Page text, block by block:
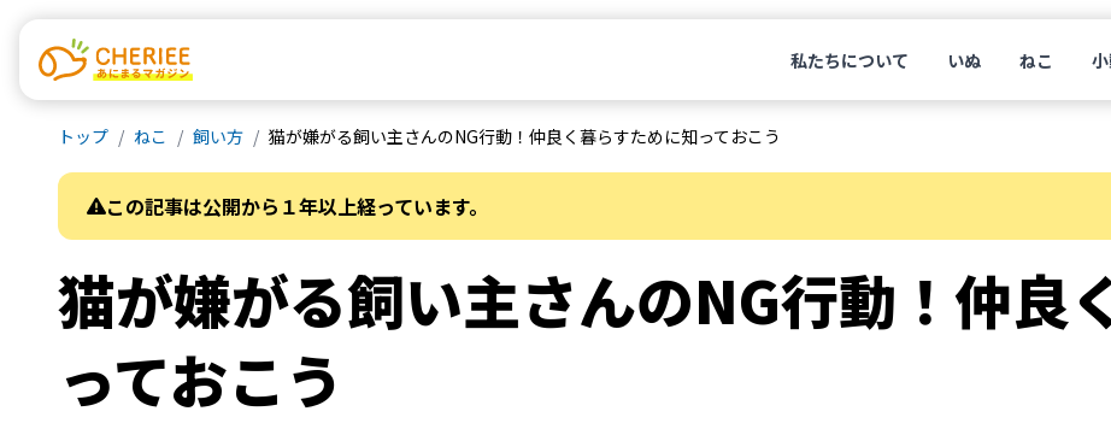
私たちについて いぬ ねこ
トップ ねこ 飼い方 猫が嫌がる飼い主さんのNG行動！仲良く暮らすために知っておこう
この記事は公開から１年以上経っています。
猫が嫌がる飼い主さんのNG行動！仲良
っておこう